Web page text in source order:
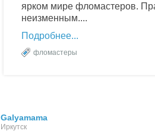
ярком мире фломастеров.
неизменным....
Подробнее
фломастеры
Galyamama
Иркутск